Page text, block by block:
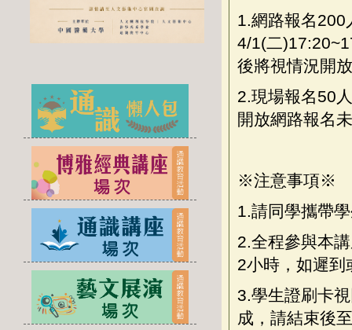
1.網路報名200
4/1(二
後將視情況開
2.現場報名50
開放網路報名
※注意事項※
1.請同學攜帶
2.全程參與本
2小時，如遲到
3.學生證刷卡
成，請結束後